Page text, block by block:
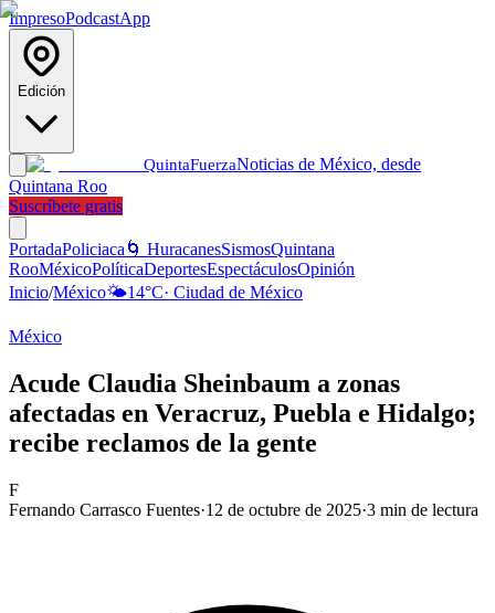
ImpresoPodcastApp
Edición
QuintaFuerzaNoticias de México, desde
Quintana Roo
Suscríbete gratis
PortadaPoliciaca 🌀 HuracanesSismosQuintana
RooMéxicoPolíticaDeportesEspectáculosOpinión
Inicio/México🌤️14°C· Ciudad de México
México
Acude Claudia Sheinbaum a zonas
afectadas en Veracruz, Puebla e Hidalgo;
recibe reclamos de la gente
F
Fernando Carrasco Fuentes·12 de octubre de 2025·3 min de lectura